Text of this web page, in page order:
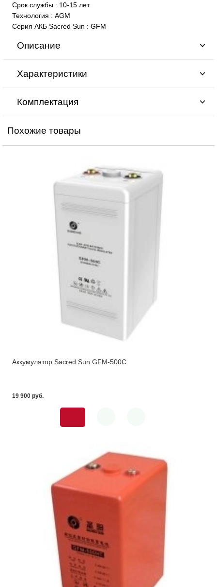
Срок службы : 10-15 лет
Технология : AGM
Серия АКБ Sacred Sun : GFM
Описание
Характеристики
Комплектация
Похожие товары
Аккумулятор Sacred Sun GFM-500С
19 900 pуб.